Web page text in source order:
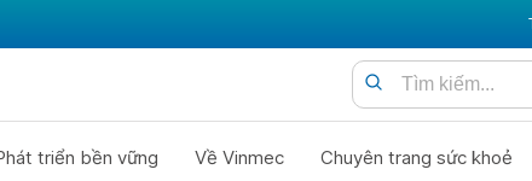
triển bền vững Về Vinmec Chuyên trang sức khoẻ